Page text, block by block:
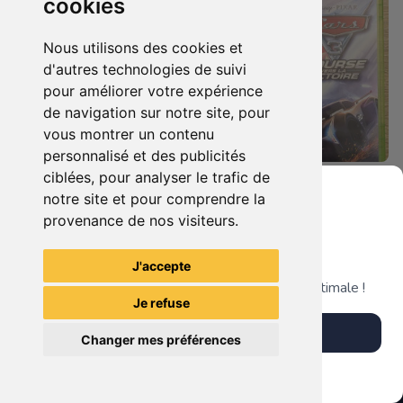
cookies
Nous utilisons des cookies et
d'autres technologies de suivi
pour améliorer votre expérience
de navigation sur notre site, pour
vous montrer un contenu
personnalisé et des publicités
ciblées, pour analyser le trafic de
notre site et pour comprendre la
provenance de nos visiteurs.
J'accepte
Je refuse
Changer mes préférences
19.90 € 0
Castlevania : Lords Of Shadow Xbox 360
19.90 €
TheGamingR83
Grenier du Geek
Télécharge notre app pour une expérience optimale !
Télécharger l'app